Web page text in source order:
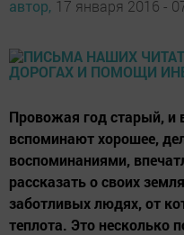
автор, 17 января 2016 -
Провожая год старый, и
вспоминают хорошее,
воспоминаниями,
рассказать о своих
заботливых людях, от
теплота. Это несколько